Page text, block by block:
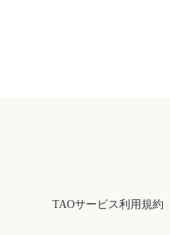
TAOサービス利用規約